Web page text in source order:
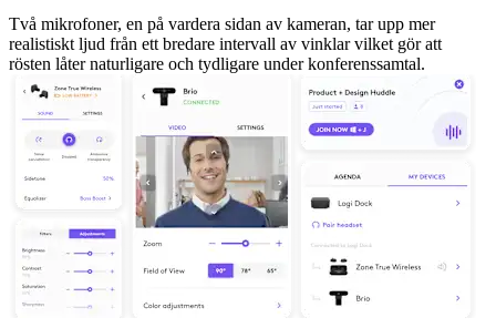
Två mikrofoner, en på vardera sidan av kameran, tar upp mer
realistiskt ljud från ett bredare intervall av vinklar vilket gör att
rösten låter naturligare och tydligare under konferenssamtal.